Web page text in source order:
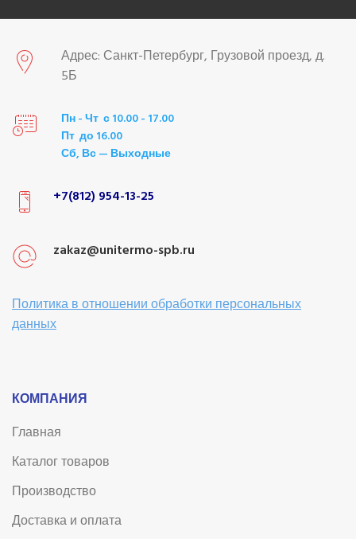
Адрес: Санкт-Петербург, Грузовой проезд, д.
5Б
Пн - Чт с 10.00 - 17.00
Пт до 16.00
Сб, Вс — Выходные
+7(812) 954-13-25
zakaz@unitermo-spb.ru
Политика в отношении обработки персональных
данных
КОМПАНИЯ
Главная
Каталог товаров
Производство
Доставка и оплата